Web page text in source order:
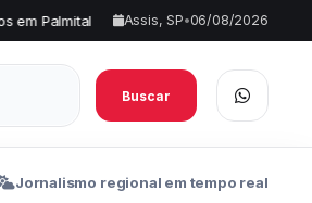
FEMA divulga aprovados no projeto de
Assis, SP•06/08/2026
Buscar
Jornalismo regional em tempo real